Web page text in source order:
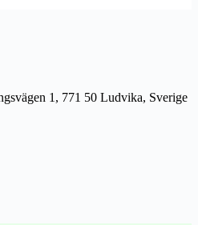
1, 771 50 Ludvika, Sverige